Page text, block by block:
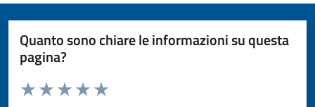
Quanto sono chiare le informazioni su questa
pagina?
Valuta da 1 a 5 stelle la pagina